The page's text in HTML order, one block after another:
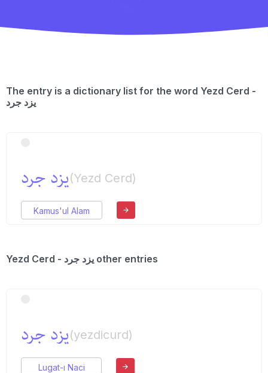
The entry is a dictionary list for the word Yezd Cerd -
یزد جرد
یزد جرد(Yezd Cerd)
Kamus'ul Alam
Yezd Cerd - یزد جرد other entries
یزد جرد(yezdicurd)
Lugat-ı Naci